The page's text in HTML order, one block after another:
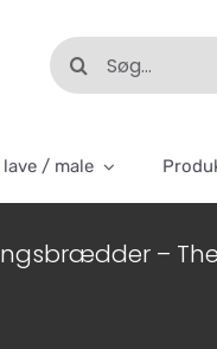
Søg
efter:
/ male
–